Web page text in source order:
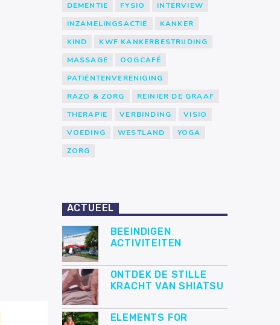
DEMENTIE
FYSIO
INTERVIEW
INZAMELINGSACTIE
KANKER
KIND
KWF KANKERBESTRIJDING
MASSAGE
OOGCAFÉ
PATIËNTENVERENIGING
RAZO & ZORG
REINIER DE GRAAF
THERAPIE
VERBINDING
VISIO
VOEDING
WESTLAND
YOGA
ZORG
ACTUEEL
BEEINDIGEN
ACTIVITEITEN
ONTDEK DE STILLE
KRACHT VAN SHIATSU
ELEMENTS FOR